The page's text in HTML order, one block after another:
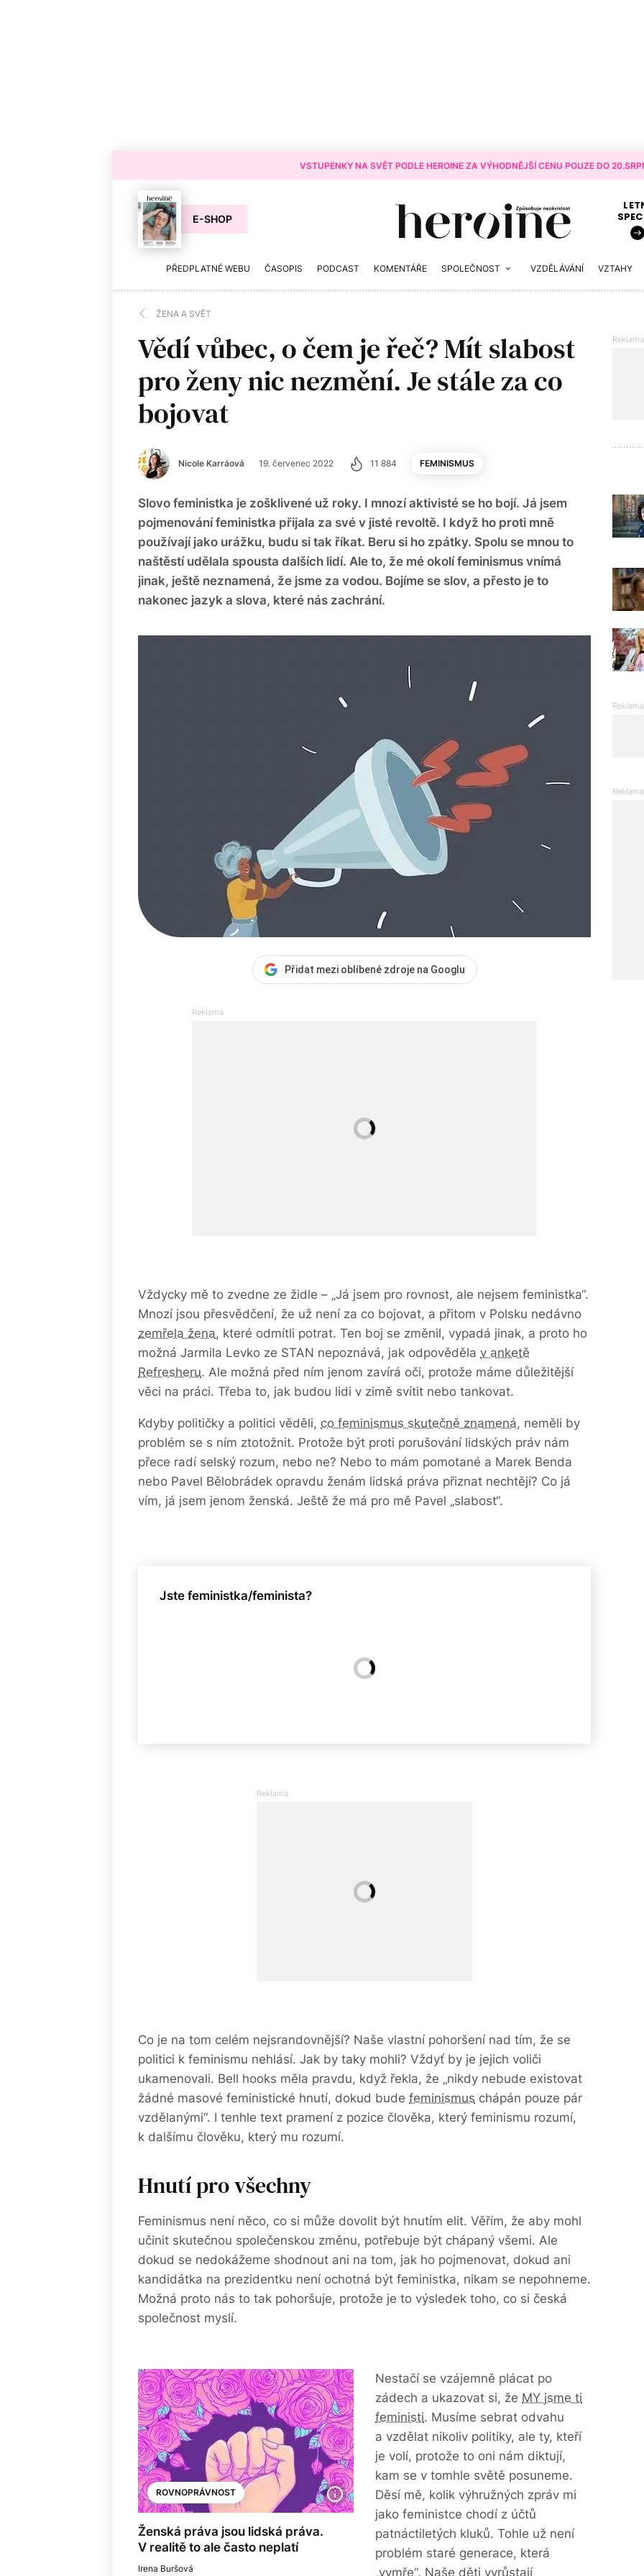
VSTUPENKY NA SVĚT PODLE HEROINE ZA VÝHODNĚJŠÍ CENU POUZE DO
E-SHOP
PŘEDPLATNÉ WEBU ČASOPIS PODCAST KOMENTÁŘE SPOLEČNOST VZDĚLÁVÁNÍ VZTAHY
ŽENA A SVĚT
Vědí vůbec, o čem je řeč? Mít slabost
pro ženy nic nezmění. Je stále za co
bojovat
Nicole Karráová 19. červenec 2022 11 884 FEMINISMUS
Slovo feministka je zošklivené už roky. I mnozí aktivisté se ho bojí. Já jsem
pojmenování feministka přijala za své v jisté revoltě. I když ho proti mně
používají jako urážku, budu si tak říkat. Beru si ho zpátky. Spolu se mnou to
naštěstí udělala spousta dalších lidí. Ale to, že mé okolí feminismus vnímá
jinak, ještě neznamená, že jsme za vodou. Bojíme se slov, a přesto je to
nakonec jazyk a slova, které nás zachrání.
Přidat mezi oblíbené zdroje na Googlu
Vždycky mě to zvedne ze židle – „Já jsem pro rovnost, ale nejsem feministka“.
Mnozí jsou přesvědčení, že už není za co bojovat, a přitom v Polsku nedávno
zemřela žena, které odmítli potrat. Ten boj se změnil, vypadá jinak, a proto ho
možná Jarmila Levko ze STAN nepoznává, jak odpověděla v anketě
Refresheru. Ale možná před ním jenom zavírá oči, protože máme důležitější
věci na práci. Třeba to, jak budou lidi v zimě svítit nebo tankovat.
Kdyby političky a politici věděli, co feminismus skutečně znamená, neměli by
problém se s ním ztotožnit. Protože být proti porušování lidských práv nám
přece radí selský rozum, nebo ne? Nebo to mám pomotané a Marek Benda
nebo Pavel Bělobrádek opravdu ženám lidská práva přiznat nechtějí? Co já
vím, já jsem jenom ženská. Ještě že má pro mě Pavel „slabost“.
Jste feministka/feminista?
Co je na tom celém nejsrandovnější? Naše vlastní pohoršení nad tím, že se
politici k feminismu nehlásí. Jak by taky mohli? Vždyť by je jejich voliči
ukamenovali. Bell hooks měla pravdu, když řekla, že „nikdy nebude existovat
žádné masové feministické hnutí, dokud bude feminismus chápán pouze pár
vzdělanými“. I tenhle text pramení z pozice člověka, který feminismu rozumí,
k dalšímu člověku, který mu rozumí.
Hnutí pro všechny
Feminismus není něco, co si může dovolit být hnutím elit. Věřím, že aby mohl
učinit skutečnou společenskou změnu, potřebuje být chápaný všemi. Ale
dokud se nedokážeme shodnout ani na tom, jak ho pojmenovat, dokud ani
kandidátka na prezidentku není ochotná být feministka, nikam se nepohneme.
Možná proto nás to tak pohoršuje, protože je to výsledek toho, co si česká
společnost myslí.
ROVNOPRÁVNOST
Ženská práva jsou lidská práva.
V realitě to ale často neplatí
Irena Buršová
Nestačí se vzájemně plácat po
zádech a ukazovat si, že MY jsme ti
feministi. Musíme sebrat odvahu
a vzdělat nikoliv politiky, ale ty, kteří
je volí, protože to oni nám diktují,
kam se v tomhle světě posuneme.
Děsí mě, kolik výhružných zpráv mi
jako feministce chodí z účtů
patnáctiletých kluků. Tohle už není
problém staré generace, která
„vymře“. Naše děti vyrůstají